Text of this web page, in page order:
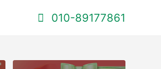
010-89177861